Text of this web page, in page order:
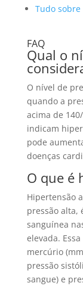
Tudo
FAQ
Qual o
O nível de
quando a
acima de
indicam
pode
doenças
O que é
Hipertensão
pressão alta,
sanguínea
elevada.
mercúrio
pressão
sangue) e